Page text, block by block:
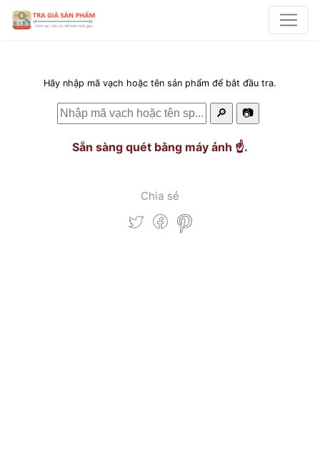
Hãy nhập mã vạch hoặc tên sản phẩm để bắt đầu tra.
🔎 📷
Sẵn sàng quét bằng máy ảnh ☝️.
Chia sẻ